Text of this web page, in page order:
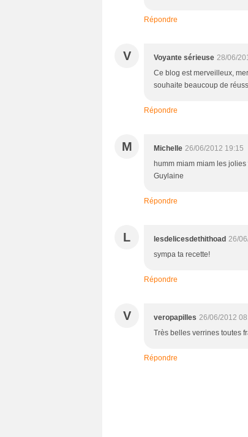
Répondre
V Voyante sérieuse 28/06/
Ce blog est merveilleux,
souhaite beaucoup de
Répondre
M Michelle 26/06/2012 19:15
humm miam miam les
Guylaine
Répondre
L lesdelicesdethithoad 26/
sympa ta recette!
Répondre
V veropapilles 26/06/2012
Très belles verrines toutes
Répondre